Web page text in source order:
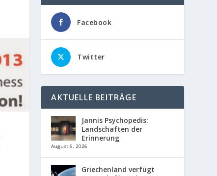
Facebook
Twitter
AKTUELLE BEITRÄGE
Jannis Psychopedis:
Landschaften der
Erinnerung
August 6, 2026
Griechenland verfügt